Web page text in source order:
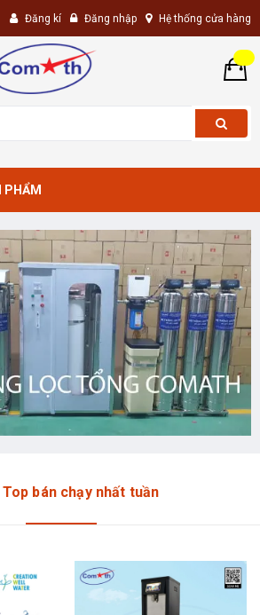
Đăng kí Đăng nhập Hệ thống cửa hàng
PHẨM
Top bán chạy nhất tuần